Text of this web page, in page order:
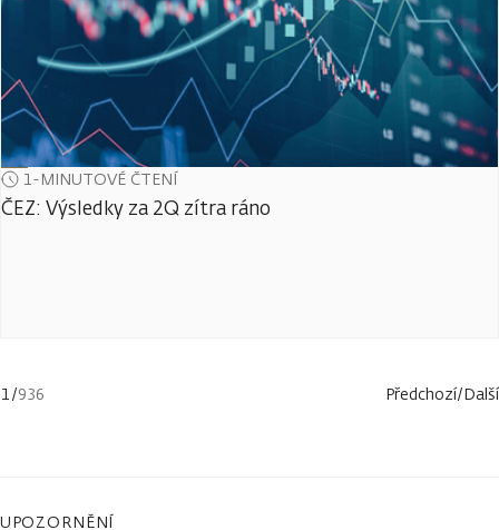
1-MINUTOVÉ ČTENÍ
ČEZ: Výsledky za 2Q zítra ráno
1/936 Předchozí/Další
UPOZORNĚNÍ